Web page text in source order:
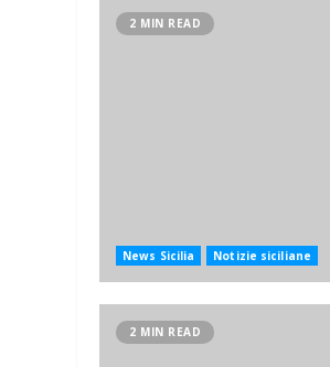
2 MIN READ
News Sicilia Notizie siciliane
2 MIN READ